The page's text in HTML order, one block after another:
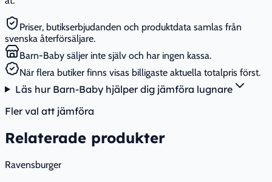
Priser, butikserbjudanden och produktdata samlas från
svenska återförsäljare.
Barn-Baby säljer inte själv och har ingen kassa.
När flera butiker finns visas billigaste aktuella totalpris först.
Läs hur Barn-Baby hjälper dig jämföra lugnare
Fler val att jämföra
Relaterade produkter
Ravensburger